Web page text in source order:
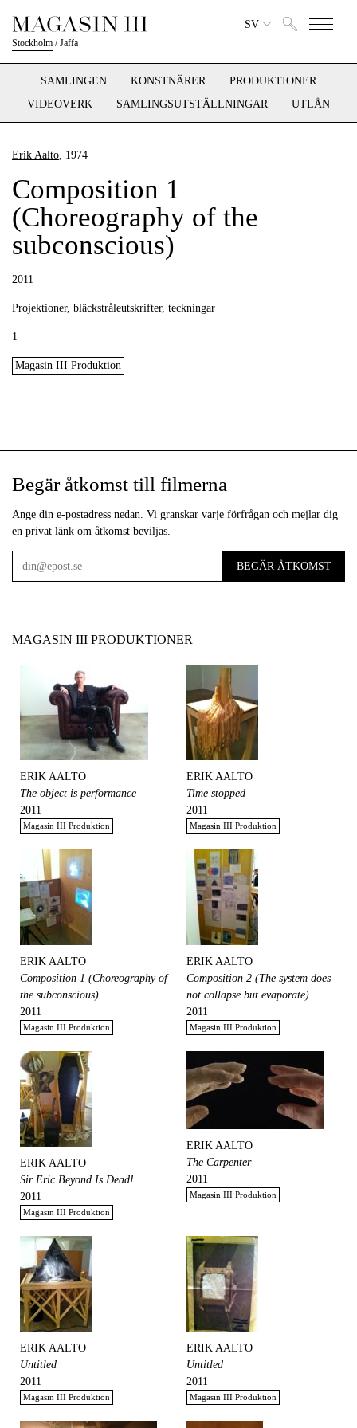
Stockholm /Jaffa
SV
SAMLINGEN KONSTNÄRER
PRODUKTIONER
VIDEOVERK
SAMLINGSUTSTÄLLNINGAR UTLÅN
Erik Aalto, 1974
Composition 1
(Choreography of the
subconscious)
2011
Projektioner, bläckstråleutskrifter, teckningar
1
Magasin III Produktion
Begär åtkomst till filmerna
Ange din e-postadress nedan. Vi granskar varje förfrågan och mejlar dig
en privat länk om åtkomst beviljas.
BEGÄR ÅTKOMST
MAGASIN III PRODUKTIONER
ERIK AALTO
The object is performance
2011
Magasin III Produktion
ERIK AALTO
Time stopped
2011
Magasin III Produktion
ERIK AALTO
Composition 1 (Choreography of
the subconscious)
2011
Magasin III Produktion
ERIK AALTO
Composition 2 (The system does
not collapse but evaporate)
2011
Magasin III Produktion
ERIK AALTO
Sir Eric Beyond Is Dead!
2011
Magasin III Produktion
ERIK AALTO
The Carpenter
2011
Magasin III Produktion
ERIK AALTO
Untitled
2011
Magasin III Produktion
ERIK AALTO
Untitled
2011
Magasin III Produktion